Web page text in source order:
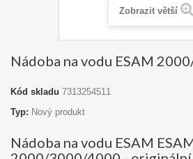
Zobrazit větší
Nádoba na vodu ESAM
Kód skladu 7313254511
Typ: Nový produkt
Nádoba na vodu ESAM